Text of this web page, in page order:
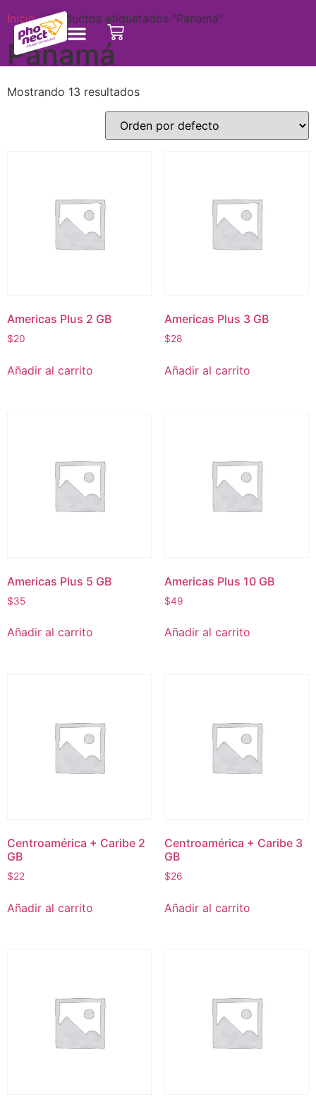
Inicio/ Productos etiquetados “Panamá”
Panamá
Mostrando 13 resultados
Americas Plus 2 GB
$20
Añadir al carrito
Americas Plus 3 GB
$28
Añadir al carrito
Americas Plus 5 GB
$35
Añadir al carrito
Americas Plus 10 GB
$49
Añadir al carrito
Centroamérica + Caribe 2
GB
$22
Añadir al carrito
Centroamérica + Caribe 3
GB
$26
Añadir al carrito